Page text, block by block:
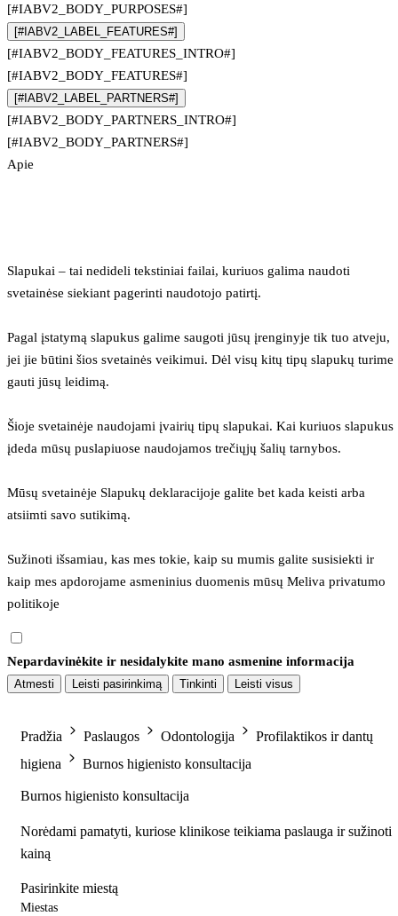
[#IABV2_BODY_PURPOSES#]
[#IABV2_LABEL_FEATURES#]
[#IABV2_BODY_FEATURES_INTRO#]
[#IABV2_BODY_FEATURES#]
[#IABV2_LABEL_PARTNERS#]
[#IABV2_BODY_PARTNERS_INTRO#]
[#IABV2_BODY_PARTNERS#]
Apie
Slapukai – tai nedideli tekstiniai failai, kuriuos galima naudoti
svetainėse siekiant pagerinti naudotojo patirtį.
Pagal įstatymą slapukus galime saugoti jūsų įrenginyje tik tuo atveju,
jei jie būtini šios svetainės veikimui. Dėl visų kitų tipų slapukų turime
gauti jūsų leidimą.
Šioje svetainėje naudojami įvairių tipų slapukai. Kai kuriuos slapukus
įdeda mūsų puslapiuose naudojamos trečiųjų šalių tarnybos.
Mūsų svetainėje Slapukų deklaracijoje galite bet kada keisti arba
atsiimti savo sutikimą.
Sužinoti išsamiau, kas mes tokie, kaip su mumis galite susisiekti ir
kaip mes apdorojame asmeninius duomenis mūsų Meliva privatumo
politikoje
Nepardavinėkite ir nesidalykite mano asmenine informacija
Atmesti Leisti pasirinkimą Tinkinti Leisti visus
Pradžia Paslaugos Odontologija
Profilaktikos ir dantų
higiena
Burnos higienisto konsultacija
Burnos higienisto konsultacija
Norėdami pamatyti, kuriose klinikose teikiama paslauga ir sužinoti
kainą
Pasirinkite miestą
Miestas